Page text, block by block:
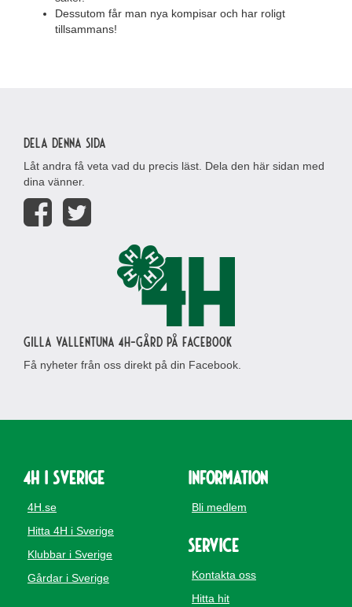
Dessutom får man nya kompisar och har roligt
tillsammans!
Dela denna sida
Låt andra få veta vad du precis läst. Dela den här sidan med
dina vänner.
Gilla Vallentuna 4H-gård på Facebook
Få nyheter från oss direkt på din Facebook.
4H i Sverige
4H.se
Hitta 4H i Sverige
Klubbar i Sverige
Gårdar i Sverige
Information
Bli medlem
Service
Kontakta oss
Hitta hit